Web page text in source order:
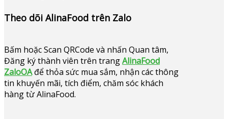
Theo dõi AlinaFood trên Zalo
Bấm hoặcScan QRCode và nhấn Quan tâm,
Đăng ký thành viên trên trangAlinaFood
ZaloOAđể thỏa sức mua sắm, nhận các thông
tin khuyến mãi, tích điểm, chăm sóc khách
hàng từ AlinaFood.